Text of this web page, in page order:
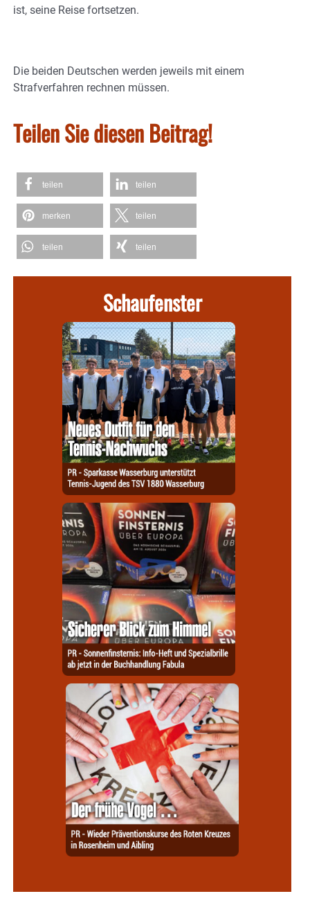
ist, seine Reise fortsetzen.
Die beiden Deutschen werden jeweils mit einem
Strafverfahren rechnen müssen.
Teilen Sie diesen Beitrag!
teilen teilen
merken teilen
teilen teilen
Schaufenster